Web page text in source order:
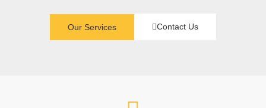
Our Services Contact Us